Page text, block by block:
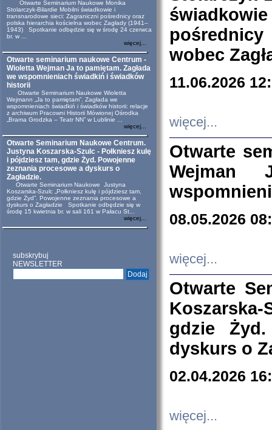
Otwarte Seminarium Naukowe Monika
Stolarczyk-Bilardie Mobilni świadkowie i
transnarodowe sieci: Zagraniczni pośrednicy oraz
polska hierarchia kościelna wobec Zagłady (1941–
1943) Spotkanie odbędzie się w środę 24 czerwca
br. w ...
więcej...
Otwarte seminarium naukowe Centrum -
Wioletta Wejman Ja to pamiętam. Zagłada
we wspomnieniach świadkiń i świadków
historii
Otwarte Seminarium Naukowe Wioletta
Wejmann „Ja to pamiętam”. Zagłada we
wspomnieniach świadkiń i świadków historii: relacje
z archiwum Pracowni Historii Mówionej Ośrodka
„Brama Grodzka – Teatr NN” w Lublinie ...
więcej...
Otwarte Seminarium Naukowe Centrum.
Justyna Koszarska-Szulc - Połkniesz kulę
i pójdziesz tam, gdzie Żyd. Powojenne
zeznania procesowe a dyskurs o
Zagładzie.
Otwarte Seminarium Naukowe Justyna
Koszarska-Szulc „Połkniesz kulę i pójdziesz tam,
gdzie Żyd”. Powojenne zeznania procesowe a
dyskurs o Zagładzie Spotkanie odbędzie się w
środę 15 kwietnia br. w sali 161 w Pałacu St...
więcej...
subskrybuj
NEWSLETTER
wobec
11.06.2026
więcej...
Otwarte
Wejman
08.05.2026
więcej...
Otwarte
Koszarska-
gdzie
dyskurs o
02.04.2026
więcej...